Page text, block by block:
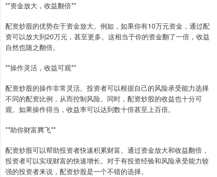
**资金放大，收益翻倍**
配资炒股的优势在于资金放大。例如，如果你有10万元资金，通过配
资可以放大到20万元，甚至更多。这相当于你的资金翻了一倍，收益
自然也随之翻倍。
**操作灵活，收益可观**
配资炒股的操作非常灵活。投资者可以根据自己的风险承受能力选择
不同的配资比例，从而控制风险。同时，配资炒股的收益也十分可
观。如果操作得当，收益率可以达到数十倍甚至上百倍。
**助你财富腾飞**
配资炒股可以帮助投资者快速积累财富。通过资金放大和收益翻倍，
投资者可以实现财富的快速增长。对于有投资经验和风险承受能力较
强的投资者来说，配资炒股是一个不错的选择。